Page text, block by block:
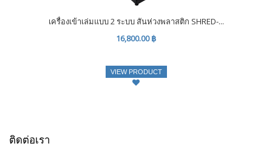
เครื่องเข้าเล่มแบบ 2 ระบบ สันห่วงพลาสติก SHRED-...
16,800.00 ฿
VIEW PRODUCT
ติดต่อเรา